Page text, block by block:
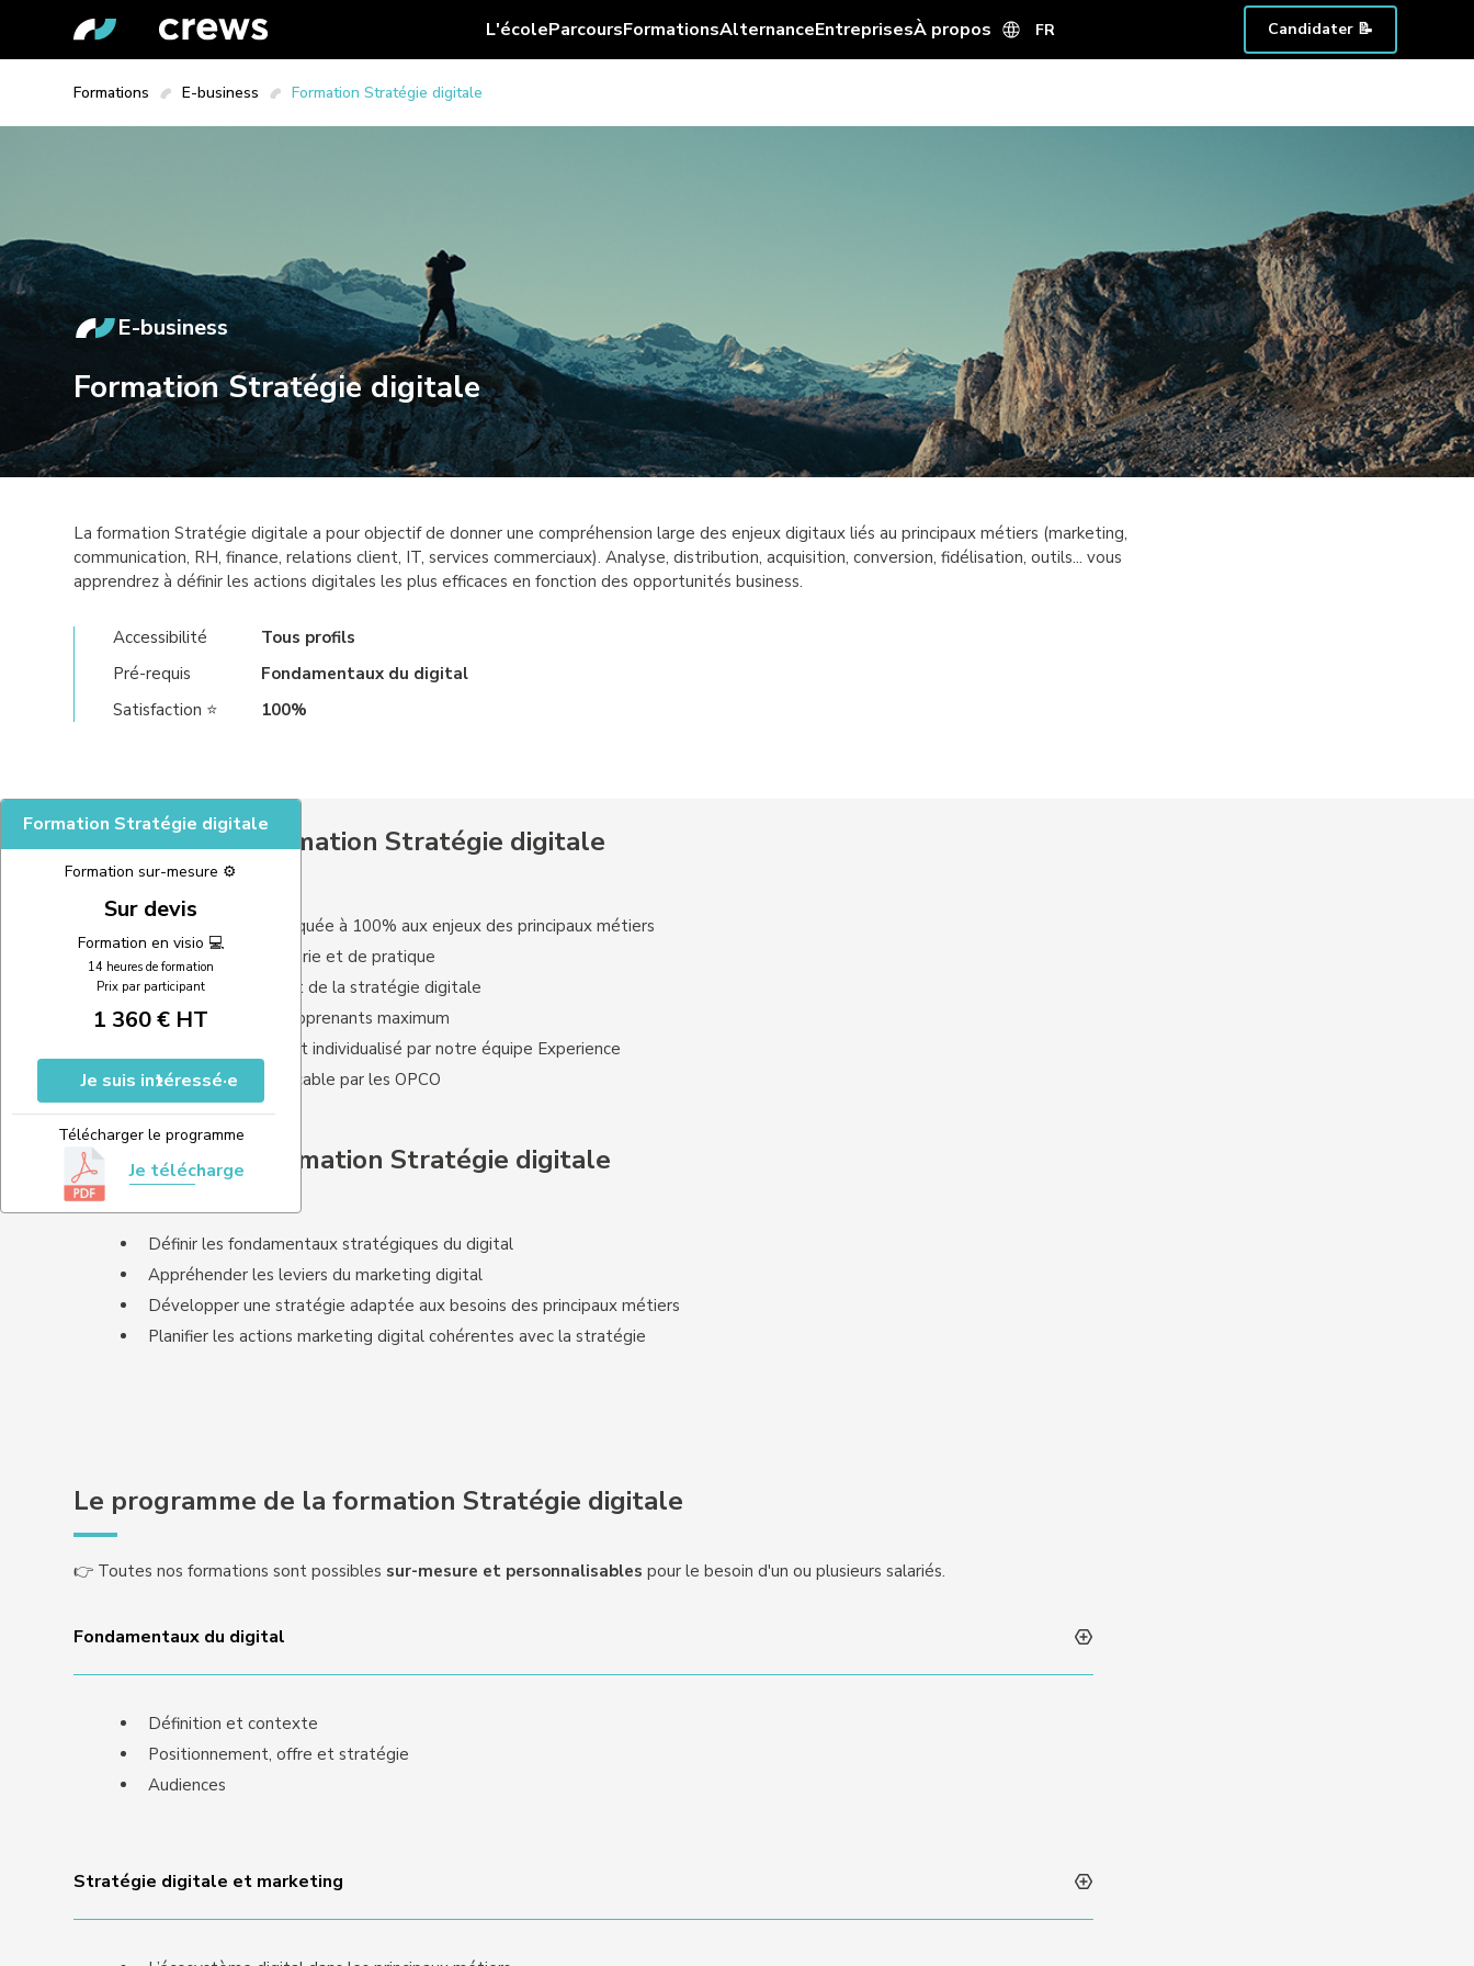
L'écoleParcoursFormationsAlternanceEntreprisesÀ propos FR Candidater 📝
Formations E-business Formation Stratégie digitale
E-business
Formation Stratégie digitale
La formation Stratégie digitale a pour objectif de donner une compréhension large des enjeux digitaux liés au principaux métiers (marketing,
communication, RH, finance, relations client, IT, services commerciaux). Analyse, distribution, acquisition, conversion, fidélisation, outils... vous
apprendrez à définir les actions digitales les plus efficaces en fonction des opportunités business.
Accessibilité
Tous profils
Pré-requis
Fondamentaux du digital
Satisfaction ⭐
100%
Formation Stratégie digitale
Formation sur-mesure ⚙️
Sur devis
Formation en visio 💻
14 heures de formation
Prix par participant
1 360 € HT
Je suis intéressé·e
Télécharger le programme
Je télécharge
Les plus de la formation Stratégie digitale
Une formation appliquée à 100% aux enjeux des principaux métiers
Un mélange de théorie et de pratique
Un formateur expert de la stratégie digitale
Des groupes de 5 apprenants maximum
Un accompagnement individualisé par notre équipe Experience
Une formation finançable par les OPCO
Objectifs de la formation Stratégie digitale
Définir les fondamentaux stratégiques du digital
Appréhender les leviers du marketing digital
Développer une stratégie adaptée aux besoins des principaux métiers
Planifier les actions marketing digital cohérentes avec la stratégie
Le programme de la formation Stratégie digitale
👉 Toutes nos formations sont possibles sur-mesure et personnalisables pour le besoin d'un ou plusieurs salariés.
Fondamentaux du digital
Définition et contexte
Positionnement, offre et stratégie
Audiences
Stratégie digitale et marketing